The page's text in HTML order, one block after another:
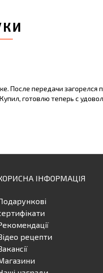
После передачи загорелся
готовлю теперь с
ІНФОРМАЦІЯ
рецепти